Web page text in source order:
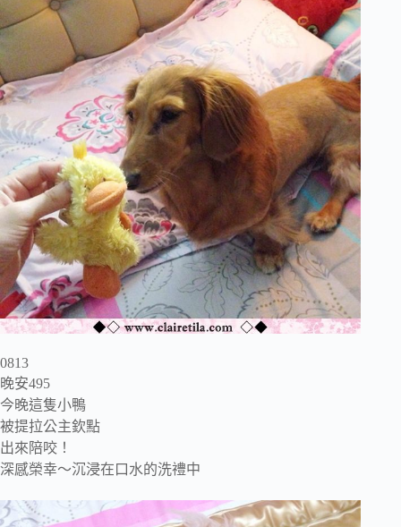
0813
晚安495
今晚這隻小鴨
被提拉公主欽點
出來陪咬！
深感榮幸～沉浸在口水的洗禮中